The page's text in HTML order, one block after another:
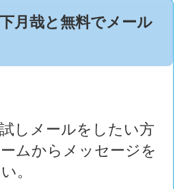
月哉と無料でメール
しメールをしたい方
ムからメッセージを
。